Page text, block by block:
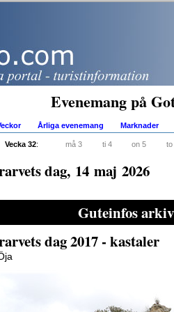
Evenemang på
Årliga evenemang Marknader
Vecka 32: må 3 ti 4 on 5 to
dag, 14 maj 2026
Guteinfos arkiv
dag 2017 - kastaler